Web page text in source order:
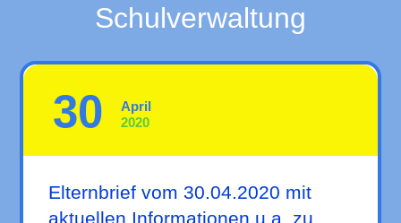
Schulverwaltung
30
April
2020
Elternbrief vom 30.04.2020 mit
aktuellen Informationen u.a. zu